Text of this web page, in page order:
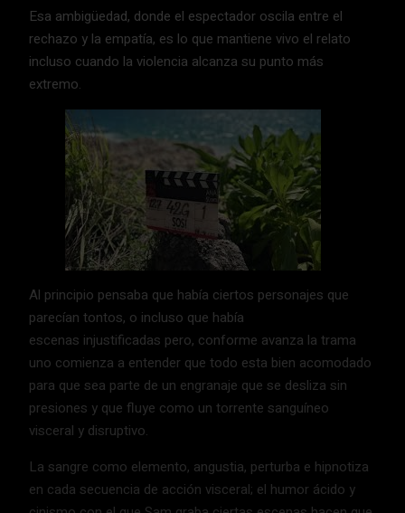
Esa ambigüedad, donde el espectador oscila entre el
rechazo y la empatía, es lo que mantiene vivo el relato
incluso cuando la violencia alcanza su punto más
extremo.
Al principio pensaba que había ciertos personajes que
parecían tontos, o incluso que había
escenas injustificadas pero, conforme avanza la trama
uno comienza a entender que todo esta bien acomodado
para que sea parte de un engranaje que se desliza sin
presiones y que fluye como un torrente sanguíneo
visceral y disruptivo.
La sangre como elemento, angustia, perturba e hipnotiza
en cada secuencia de acción visceral; el humor ácido y